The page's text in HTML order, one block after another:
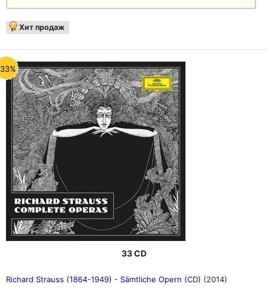
Хит продаж
33 CD
Richard Strauss (1864-1949) - Sämtliche Opern (CD) (2014)